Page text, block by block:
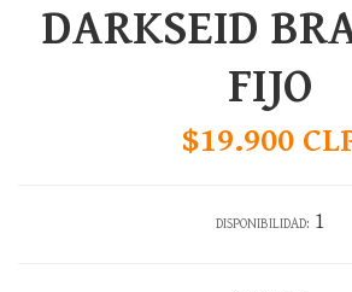
DARKSEID
FIJO
$19.900
DISPONIBILIDAD: 1